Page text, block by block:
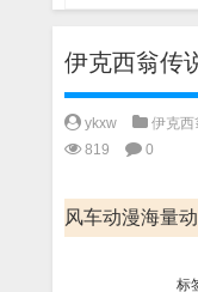
伊克西翁传
ykxw 伊克西
819
0
风车动漫海量
标